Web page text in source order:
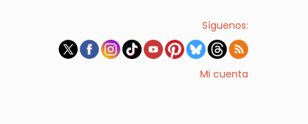
Síguenos:
Mi cuenta